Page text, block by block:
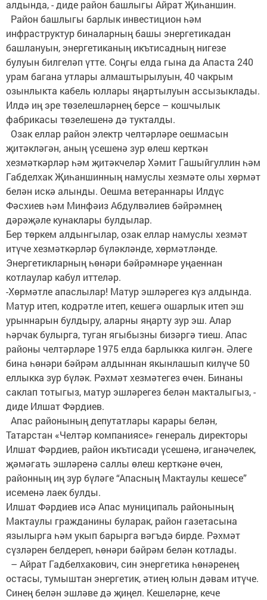
алдында, - диде район башлыгы Айрат Җиһаншин.
Район башлыгы барлык инвестицион һәм
инфраструктур биналарның башы энергетикадан
башлануын, энергетиканың икътисадның нигезе
булуын билгеләп үтте. Соңгы елда гына да Апаста 240
урам багана утлары алмаштырылуын, 40 чакрым
озынлыкта кабель юллары яңартылуын ассызыклады.
Илдә иң эре төзелешләрнең берсе – кошчылык
фабрикасы төзелешенә дә тукталды.
Озак еллар район электр челтәрләре оешмасын
җитәкләгән, аның үсешенә зур өлеш керткән
хезмәткәрләр һәм җитәкчеләр Хәмит Гашыйгуллин һәм
Габделхак Җиһаншинның намуслы хезмәте олы хөрмәт
белән искә алынды. Оешма ветераннары Илдүс
Фәсхиев һәм Минфәиз Абдулвәлиев бәйрәмнең
дәрәҗәле кунаклары булдылар.
Бер төркем алдынгылар, озак еллар намуслы хезмәт
итүче хезмәткәрләр бүләкләнде, хөрмәтләнде.
Энергетикларның һөнәри бәйрәмнәре уңаеннан
котлаулар кабул иттеләр.
-Хөрмәтле апаслылар! Матур эшләрегез күз алдында.
Матур итеп, кодрәтле итеп, кешегә ошарлык итеп эш
урыннарын булдыру, аларны яңарту зур эш. Алар
һәрчак булырга, туган ягыбызны бизәргә тиеш. Апас
районы челтәрләре 1975 елда барлыкка килгән. Әлеге
бина һөнәри бәйрәм алдыннан якынлашып килүче 50
еллыкка зур бүләк. Рәхмәт хезмәтегез өчен. Бинаны
саклап тотыгыз, матур эшләрегез белән макталыгыз, -
диде Илшат Фәрдиев.
Апас районының депутатлары карары белән,
Татарстан «Челтәр компаниясе» генераль директоры
Илшат Фәрдиев, район икътисади үсешенә, иганәчелек,
җәмәгать эшләренә саллы өлеш керткәне өчен,
районның иң зур бүләге “Апасның Мактаулы кешесе”
исеменә лаек булды.
Илшат Фәрдиев исә Апас муниципаль районының
Мактаулы гражданины буларак, район газетасына
язылырга һәм укып барырга вәгъдә бирде. Рәхмәт
сүзләрен белдереп, һөнәри бәйрәм белән котлады.
– Айрат Гадбелхакович, син энергетика һөнәренең
остасы, тумыштан энергетик, әтиең юлын дәвам итүче.
Синең белән эшләве дә җиңел. Кешеләрне, кече